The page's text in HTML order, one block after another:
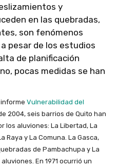
y
en las quebradas,
son fenómenos
pesar de los estudios
de planificación
pocas medidas se han
Vulnerabilidad del
2004, seis barrios de Quito han
los aluviones: La Libertad, La
Raya y La Comuna. La Gasca,
de Pambachupa y La
En 1971 ocurrió un